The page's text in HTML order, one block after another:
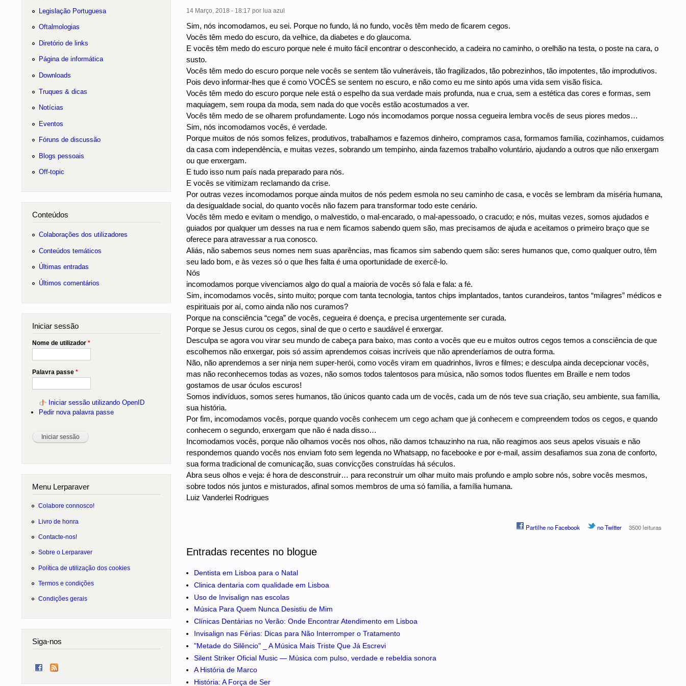
14 Março, 2018 - 18:17 por lua azul
Sim, nós incomodamos, eu sei. Porque no fundo, lá no fundo, vocês têm medo de ficarem cegos.
Vocês têm medo do escuro, da velhice, da diabetes e do glaucoma.
E vocês têm medo do escuro porque nele é muito fácil encontrar o desconhecido, a cadeira no caminho, o orelhão na testa, o poste na cara, o
susto.
Vocês têm medo do escuro porque nele vocês se sentem tão vulneráveis, tão fragilizados, tão pobrezinhos, tão impotentes, tão improdutivos.
Pois devo informar-lhes que é como VOCÊS se sentem no escuro, e não como eu me sinto após uma vida sem visão física.
Vocês têm medo do escuro porque nele está o espelho da sua verdade mais profunda, nua e crua, sem a estética das cores e formas, sem
maquiagem, sem roupa da moda, sem nada do que vocês estão acostumados a ver.
Vocês têm medo de se olharem profundamente. Logo nós incomodamos porque nossa cegueira lembra vocês de seus piores medos…
Sim, nós incomodamos vocês, é verdade.
Porque muitos de nós somos felizes, produtivos, trabalhamos e fazemos dinheiro, compramos casa, formamos família, cozinhamos, cuidamos
da casa com independência, e muitas vezes, sobrando um tempinho, ainda fazemos trabalho voluntário, ajudando a outros que não enxergam
ou que enxergam.
E tudo isso num país nada preparado para nós.
E vocês se vitimizam reclamando da crise.
Por outras vezes incomodamos porque ainda muitos de nós pedem esmola no seu caminho de casa, e vocês se lembram da miséria humana,
da desigualdade social, do quanto vocês não fazem para transformar todo este cenário.
Vocês têm medo e evitam o mendigo, o malvestido, o mal-encarado, o mal-apessoado, o cracudo; e nós, muitas vezes, somos ajudados e
guiados por qualquer um desses na rua e nem ficamos sabendo quem são, mas precisamos de ajuda e aceitamos o primeiro braço que se
oferece para atravessar a rua conosco.
Aliás, não sabemos seus nomes nem suas aparências, mas ficamos sim sabendo quem são: seres humanos que, como qualquer outro, têm
seu lado bom, e às vezes só o que lhes falta é uma oportunidade de exercê-lo.
Nós
incomodamos porque vivenciamos algo do qual a maioria de vocês só fala e fala: a fé.
Sim, incomodamos vocês, sinto muito; porque com tanta tecnologia, tantos chips implantados, tantos curandeiros, tantos “milagres” médicos e
espirituais por aí, como ainda não nos curamos?
Porque na consciência “cega” de vocês, cegueira é doença, e precisa urgentemente ser curada.
Porque se Jesus curou os cegos, sinal de que o certo e saudável é enxergar.
Desculpa se agora vou virar seu mundo de cabeça para baixo, mas conto a vocês que eu e muitos outros cegos temos a consciência de que
escolhemos não enxergar, pois só assim aprendemos coisas incríveis que não aprenderíamos de outra forma.
Não, não aprendemos a ser ninja nem super-herói, como vocês viram em quadrinhos, livros e filmes; e desculpa ainda decepcionar vocês,
mas não reconhecemos todas as vozes, não somos todos talentosos para música, não somos todos fluentes em Braille e nem todos
gostamos de usar óculos escuros!
Somos indivíduos, somos seres humanos, tão únicos quanto cada um de vocês, cada um de nós teve sua criação, seu ambiente, sua família,
sua história.
Por fim, incomodamos vocês, porque quando vocês conhecem um cego acham que já conhecem e compreendem todos os cegos, e quando
conhecem o segundo, enxergam que não é nada disso…
Incomodamos vocês, porque não olhamos vocês nos olhos, não damos tchauzinho na rua, não reagimos aos seus apelos visuais e não
respondemos quando vocês nos enviam foto sem legenda no Whatsapp, no facebooke e por e-mail, assim desafiamos sua zona de conforto,
sua forma tradicional de comunicação, suas convicções construídas há séculos.
Abra seus olhos e veja: é hora de desconstruir… para reconstruir um olhar muito mais profundo e amplo sobre nós, sobre vocês mesmos,
sobre todos nós juntos e misturados, afinal somos membros de uma só família, a família humana.
Luiz Vanderlei Rodrigues
Partilhe no Facebook no Twitter 3500 leituras
Entradas recentes no blogue
Dentista em Lisboa para o Natal
Clinica dentaria com qualidade em Lisboa
Uso de Invisalign nas escolas
Música Para Quem Nunca Desistiu de Mim
Clínicas Dentárias no Verão: Onde Encontrar Atendimento em Lisboa
Invisalign nas Férias: Dicas para Não Interromper o Tratamento
"Metade do Silêncio" _ A Música Mais Triste Que Já Escrevi
Silent Striker Oficial Music — Música com pulso, verdade e rebeldia sonora
A História de Marco
História: A Força de Ser
Legislação Portuguesa
Oftalmologias
Diretório de links
Página de informática
Downloads
Truques & dicas
Notícias
Eventos
Fóruns de discussão
Blogs pessoais
Off-topic
Conteúdos
Colaborações dos utilizadores
Conteúdos temáticos
Últimas entradas
Últimos comentários
Iniciar sessão
Nome de utilizador *
Palavra passe *
Iniciar sessão utilizando OpenID
Pedir nova palavra passe
Menu Lerparaver
Colabore connosco!
Livro de honra
Contacte-nos!
Sobre o Lerparaver
Política de utilização dos cookies
Termos e condições
Condições gerais
Siga-nos